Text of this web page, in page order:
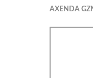
AXENDA